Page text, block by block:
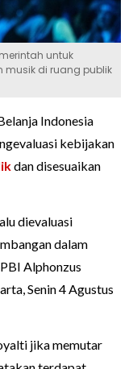
untuk
musik di ruang publik
Indonesia
kebijakan
dan disesuaikan
dievaluasi
dalam
Alphonzus
Senin 4 Agustus
jika memutar